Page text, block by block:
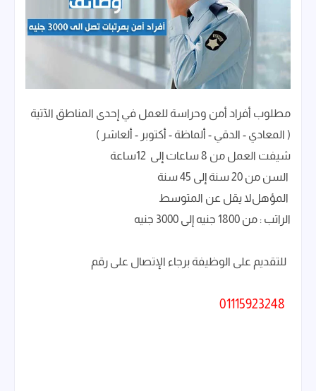
مطلوب أفراد أمن وحراسة للعمل في إحدى المناطق الآتية
( المعادي - الدقي - ألماظة - أكتوبر - ألعاشر )
شيفت العمل من 8 ساعات إلى 12ساعة
السن من 20 سنة إلى 45 سنة
لا يقل عن المتوسط
الراتب : من 1800 جنيه إلى 3000 جنيه
للتقديم على الوظيفة برجاء الإتصال على رقم